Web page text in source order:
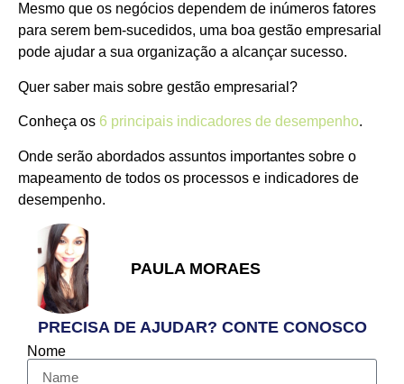
Mesmo que os negócios dependem de inúmeros fatores
para serem bem-sucedidos, uma boa gestão empresarial
pode ajudar a sua organização a alcançar sucesso.
Quer saber mais sobre gestão empresarial?
Conheça os 6 principais indicadores de desempenho.
Onde serão abordados assuntos importantes sobre o
mapeamento de todos os processos e indicadores de
desempenho.
PAULA MORAES
PRECISA DE AJUDAR? CONTE CONOSCO
Nome